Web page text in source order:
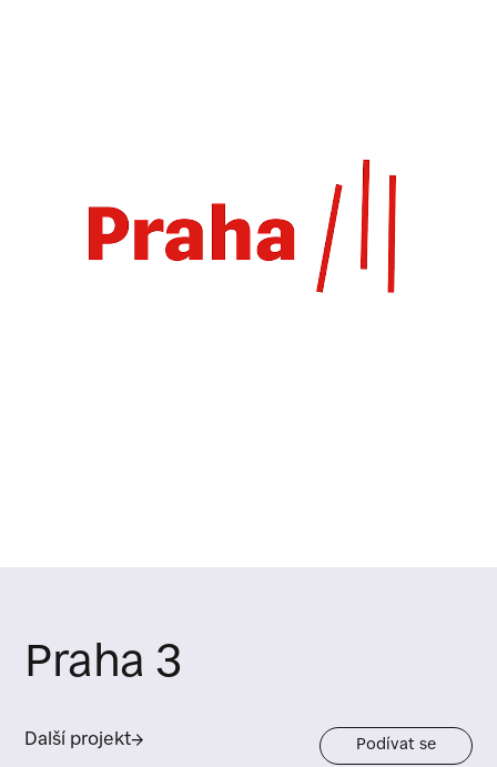
Praha 3
Další projekt→ Podívat se